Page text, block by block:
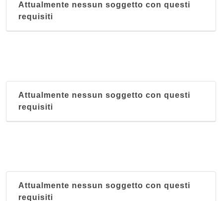
Attualmente nessun soggetto con questi
requisiti
Attualmente nessun soggetto con questi
requisiti
Attualmente nessun soggetto con questi
requisiti